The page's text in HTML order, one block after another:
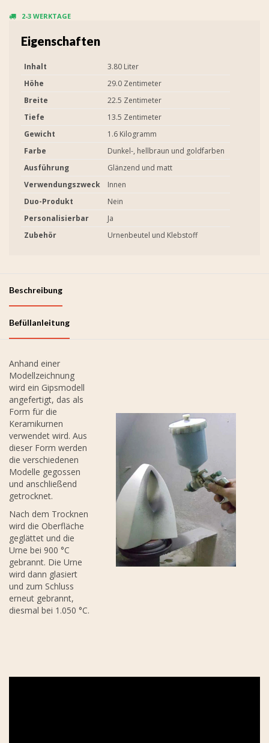
2-3 WERKTAGE
Eigenschaften
Inhalt
3.80 Liter
Höhe
29.0 Zentimeter
Breite
22.5 Zentimeter
Tiefe
13.5 Zentimeter
Gewicht
1.6 Kilogramm
Farbe
Dunkel-, hellbraun und goldfarben
Ausführung
Glänzend und matt
Verwendungszweck
Innen
Duo-Produkt
Nein
Personalisierbar
Ja
Zubehör
Urnenbeutel und Klebstoff
Beschreibung
Befüllanleitung
Anhand einer
Modellzeichnung
wird ein Gipsmodell
angefertigt, das als
Form für die
Keramikurnen
verwendet wird. Aus
dieser Form werden
die verschiedenen
Modelle gegossen
und anschließend
getrocknet.
Nach dem Trocknen
wird die Oberfläche
geglättet und die
Urne bei 900 °C
gebrannt. Die Urne
wird dann glasiert
und zum Schluss
erneut gebrannt,
diesmal bei 1.050 °C.